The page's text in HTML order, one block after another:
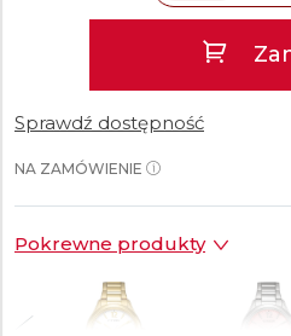
Sprawdź dostępność
NA ZAMÓWIENIE
Pokrewne produkty